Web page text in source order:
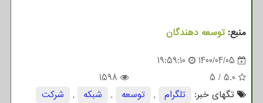
منبع: توسعه دهندگان
1400/04/05
19:59:10
5.0
/
5
1598
تگهای خبر:
تلگرام , توسعه , شبكه ,
شركت